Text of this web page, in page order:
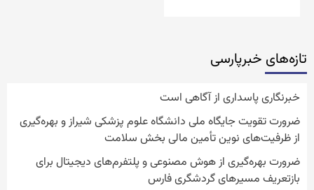
تازه‌‏های خبرپارسی
خبرنگاری پاسداری از آگاهی است
ضرورت تقویت جایگاه ملی دانشگاه علوم پزشکی شیراز و بهره‌گیری
از ظرفیت‌های نوین تأمین مالی بخش سلامت
ضرورت بهره‌گیری از هوش مصنوعی و پلتفرم‌های دیجیتال برای
بازتعریف مسیرهای گردشگری فارس